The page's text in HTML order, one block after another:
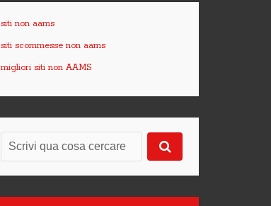
siti non aams
siti scommesse non aams
migliori siti non AAMS